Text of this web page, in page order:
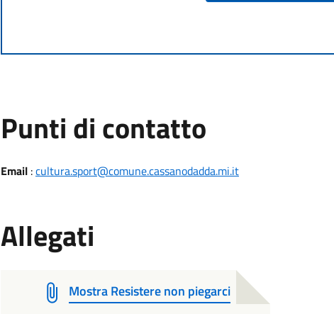
Punti di contatto
Email:cultura.sport@comune.cassanodadda.mi.it
Allegati
Mostra Resistere non piegarci